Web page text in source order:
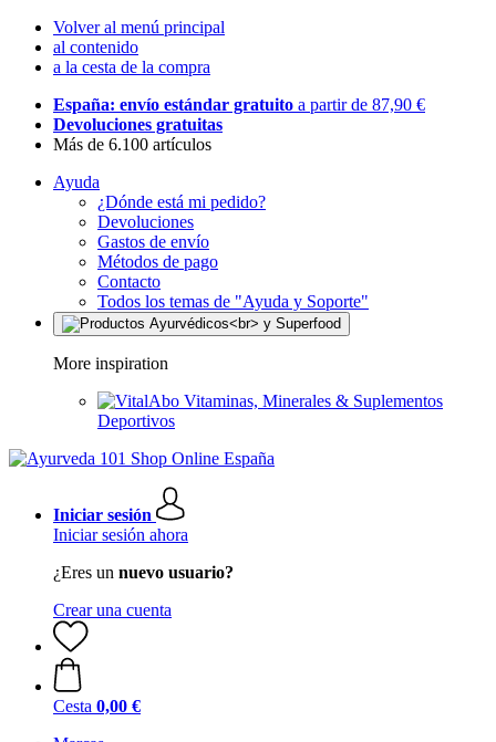
Volver al menú principal
al contenido
a la cesta de la compra
España: envío estándar gratuito a partir de 87,90 €
Devoluciones gratuitas
Más de 6.100 artículos
Ayuda
¿Dónde está mi pedido?
Devoluciones
Gastos de envío
Métodos de pago
Contacto
Todos los temas de "Ayuda y Soporte"
More inspiration
Vitaminas, Minerales & Suplementos
Deportivos
Iniciar sesión
Iniciar sesión ahora
¿Eres un nuevo usuario?
Crear una cuenta
Cesta 0,00 €